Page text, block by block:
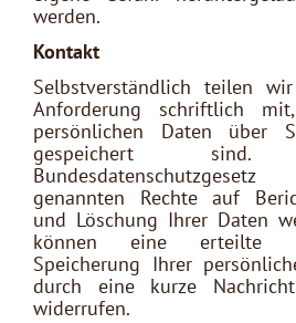
werden.
Kontakt
Selbstverständlich teilen
Anforderung schriftlich
persönlichen Daten über
gespeichert
genannten Rechte auf
und Löschung Ihrer Daten
können eine erteilte
Speicherung Ihrer
durch eine kurze
widerrufen.